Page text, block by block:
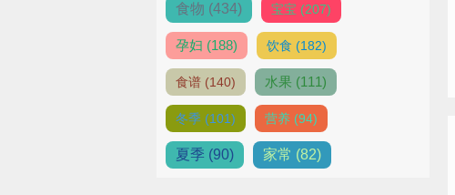
食物 (434) 宝宝 (207)
孕妇 (188) 饮食 (182)
食谱 (140) 水果 (111)
冬季 (101) 营养 (94)
夏季 (90) 家常 (82)